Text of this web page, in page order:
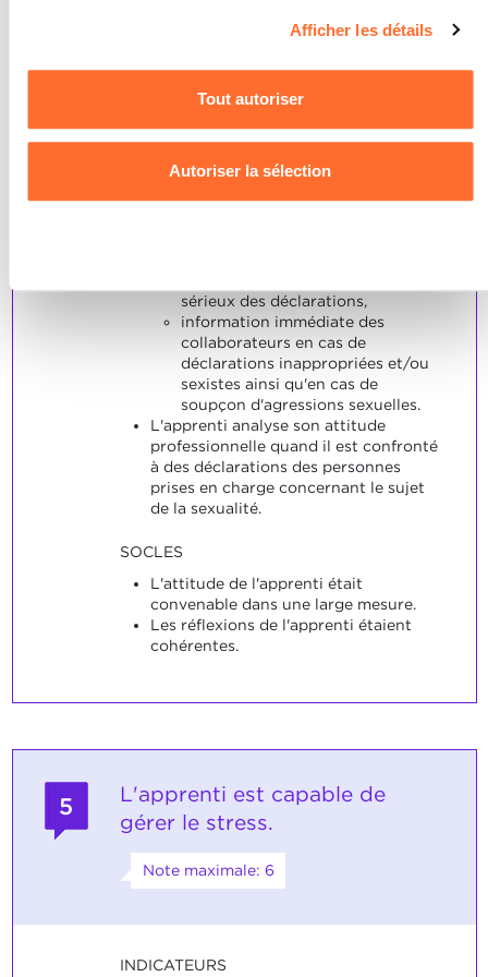
Vous avez la possibilité de modifier ou retirer votre
à gauche de chaque page du site.
Pour de plus amples informations sur la manière dont nous
données personnelles, vous pouvez consulter notre
Charte d’usage des cookieset notrePolitique de
Afficher les détails
Tout autoriser
Autoriser la sélection
convenable quand il est confronté à
des déclarations concernant le sujet
sérieux des déclarations,
information immédiate des
collaborateurs en cas de
déclarations inappropriées et/ou
sexistes ainsi qu'en cas de
soupçon d'agressions sexuelles.
L'apprenti analyse son attitude
professionnelle quand il est confronté
à des déclarations des personnes
prises en charge concernant le sujet
de la sexualité.
SOCLES
L'attitude de l'apprenti était
convenable dans une large mesure.
Les réflexions de l'apprenti étaient
cohérentes.
5
L'apprenti est capable de
gérer le stress.
Note maximale: 6
INDICATEURS